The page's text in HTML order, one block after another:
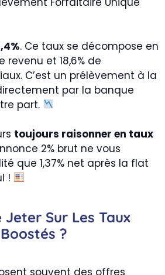
. Ce taux se décompose en
revenu et 18,6% de
C’est un prélèvement à la
par la banque
part.
toujours raisonner en taux
2% brut ne vous
que 1,37% net après la flat
!
Jeter Sur Les Taux
Boostés ?
souvent des offres